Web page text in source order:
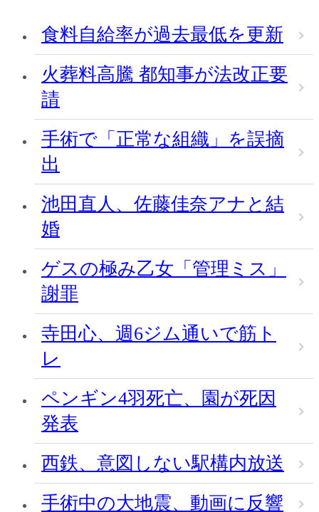
食料自給率が過去最低を更新
火葬料高騰 都知事が法改正要
請
手術で「正常な組織」を誤摘
出
池田直人、佐藤佳奈アナと結
婚
ゲスの極み乙女「管理ミス」
謝罪
寺田心、週6ジム通いで筋ト
レ
ペンギン4羽死亡、園が死因
発表
西鉄、意図しない駅構内放送
手術中の大地震、動画に反響